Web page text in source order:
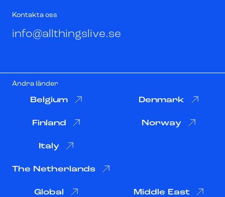
Kontakta oss
info@allthingslive.se
Andra länder
Belgium Denmark
Finland Norway
Italy
The Netherlands
Global Middle East